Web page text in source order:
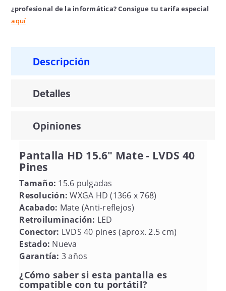
¿profesional de la informática? Consigue tu tarifa especial
aquí
Descripción
Detalles
Opiniones
Pantalla HD 15.6" Mate - LVDS 40
Pines
Tamaño: 15.6 pulgadas
Resolución: WXGA HD (1366 x 768)
Acabado: Mate (Anti-reflejos)
Retroiluminación: LED
Conector: LVDS 40 pines (aprox. 2.5 cm)
Estado: Nueva
Garantía: 3 años
¿Cómo saber si esta pantalla es
compatible con tu portátil?